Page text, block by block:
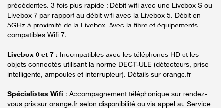
précédentes. 3 fois plus rapide : Débit wifi avec une Livebox S ou
Livebox 7 par rapport au débit wifi avec la Livebox 5. Débit en
5GHz à proximité de la Livebox. Avec la fibre et équipements
compatibles Wifi 7.
Livebox 6 et 7 : Incompatibles avec les téléphones HD et les
objets connectés utilisant la norme DECT-ULE (détecteurs, prise
intelligente, ampoules et interrupteur). Détails sur orange.fr
Spécialistes Wifi : Accompagnement téléphonique sur rendez-
vous pris sur orange.fr selon disponibilité ou via appel au Service